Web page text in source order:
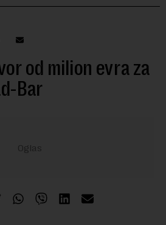
od milion evra za
Bar